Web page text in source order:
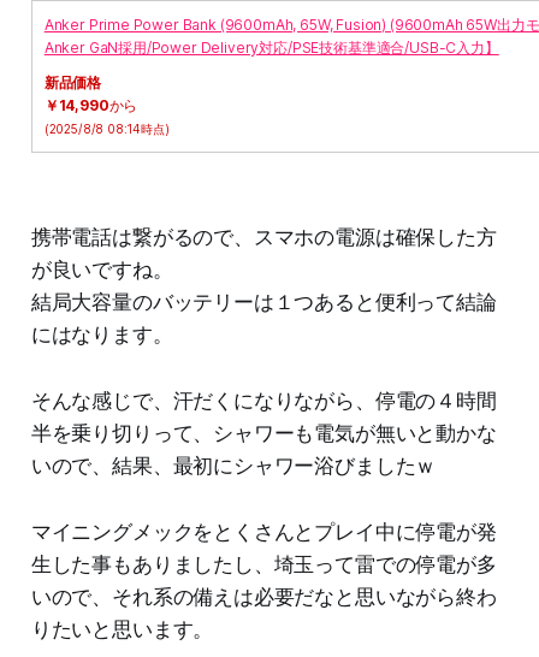
Anker Prime Power Bank (9600mAh, 65W, Fusion) (9600mAh 65W出力モ
Anker GaN採用/Power Delivery対応/PSE技術基準適合/USB-C入力】
新品価格
￥14,990から
(2025/8/8 08:14時点)
携帯電話は繋がるので、スマホの電源は確保した方
が良いですね。
結局大容量のバッテリーは１つあると便利って結論
にはなります。
そんな感じで、汗だくになりながら、停電の４時間
半を乗り切りって、シャワーも電気が無いと動かな
いので、結果、最初にシャワー浴びましたｗ
マイニングメックをとくさんとプレイ中に停電が発
生した事もありましたし、埼玉って雷での停電が多
いので、それ系の備えは必要だなと思いながら終わ
りたいと思います。